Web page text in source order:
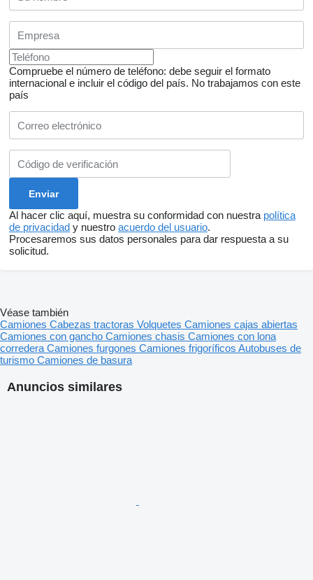
Compruebe el número de teléfono: debe seguir el formato
internacional e incluir el código del país. No trabajamos con este
país
Al hacer clic aquí, muestra su conformidad con nuestra política
de privacidad y nuestro acuerdo del usuario.
Procesaremos sus datos personales para dar respuesta a su
solicitud.
Anuncios similares
Véase también
Camiones Cabezas tractoras Volquetes Camiones cajas abiertas
Camiones con gancho Camiones chasis Camiones con lona
corredera Camiones furgones Camiones frigoríficos Autobuses de
turismo Camiones de basura